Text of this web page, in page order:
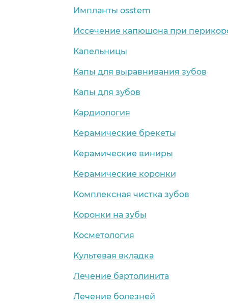
Импланты osstem
Иссечение капюшона при
Капельницы
Капы для выравнивания зубов
Капы для зубов
Кардиология
Керамические брекеты
Керамические виниры
Керамические коронки
Комплексная чистка зубов
Коронки на зубы
Косметология
Культевая вкладка
Лечение бартолинита
Лечение болезней